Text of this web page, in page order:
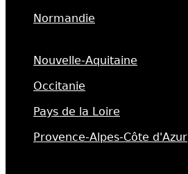
Normandie
Nouvelle-Aquitaine
Occitanie
Pays de la Loire
Provence-Alpes-Côte d'Azur